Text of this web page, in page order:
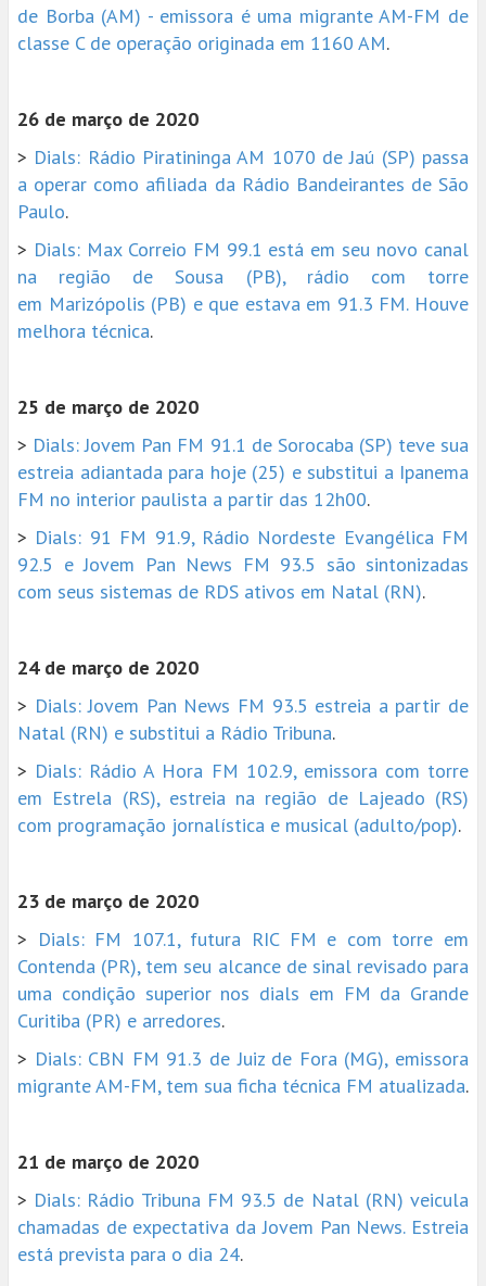
de Borba (AM) - emissora é uma migrante AM-FM de
classe C de operação originada em 1160 AM.
26 de março de 2020
> Dials: Rádio Piratininga AM 1070 de Jaú (SP) passa
a operar como afiliada da Rádio Bandeirantes de São
Paulo.
> Dials: Max Correio FM 99.1 está em seu novo canal
na região de Sousa (PB), rádio com torre
em Marizópolis (PB) e que estava em 91.3 FM. Houve
melhora técnica.
25 de março de 2020
> Dials: Jovem Pan FM 91.1 de Sorocaba (SP) teve sua
estreia adiantada para hoje (25) e substitui a Ipanema
FM no interior paulista a partir das 12h00.
> Dials: 91 FM 91.9, Rádio Nordeste Evangélica FM
92.5 e Jovem Pan News FM 93.5 são sintonizadas
com seus sistemas de RDS ativos em Natal (RN).
24 de março de 2020
> Dials: Jovem Pan News FM 93.5 estreia a partir de
Natal (RN) e substitui a Rádio Tribuna.
> Dials: Rádio A Hora FM 102.9, emissora com torre
em Estrela (RS), estreia na região de Lajeado (RS)
com programação jornalística e musical (adulto/pop).
23 de março de 2020
> Dials: FM 107.1, futura RIC FM e com torre em
Contenda (PR), tem seu alcance de sinal revisado para
uma condição superior nos dials em FM da Grande
Curitiba (PR) e arredores.
> Dials: CBN FM 91.3 de Juiz de Fora (MG), emissora
migrante AM-FM, tem sua ficha técnica FM atualizada.
21 de março de 2020
> Dials: Rádio Tribuna FM 93.5 de Natal (RN) veicula
chamadas de expectativa da Jovem Pan News. Estreia
está prevista para o dia 24.